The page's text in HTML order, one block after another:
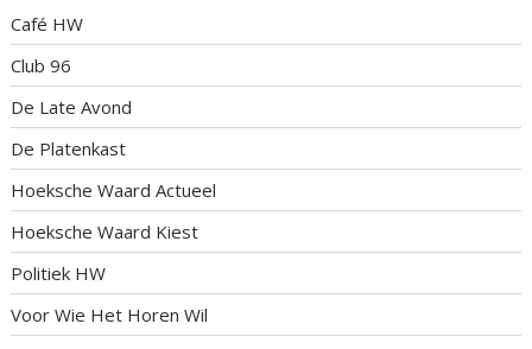
Café HW
Club 96
De Late Avond
De Platenkast
Hoeksche Waard Actueel
Hoeksche Waard Kiest
Politiek HW
Voor Wie Het Horen Wil